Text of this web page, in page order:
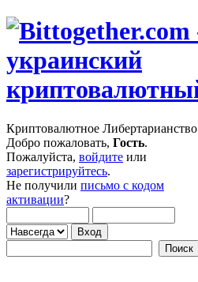
Криптовалютное Либертарианство
Добро пожаловать, Гость.
Пожалуйста, войдите или
зарегистрируйтесь.
Не получили письмо с кодом
активации?